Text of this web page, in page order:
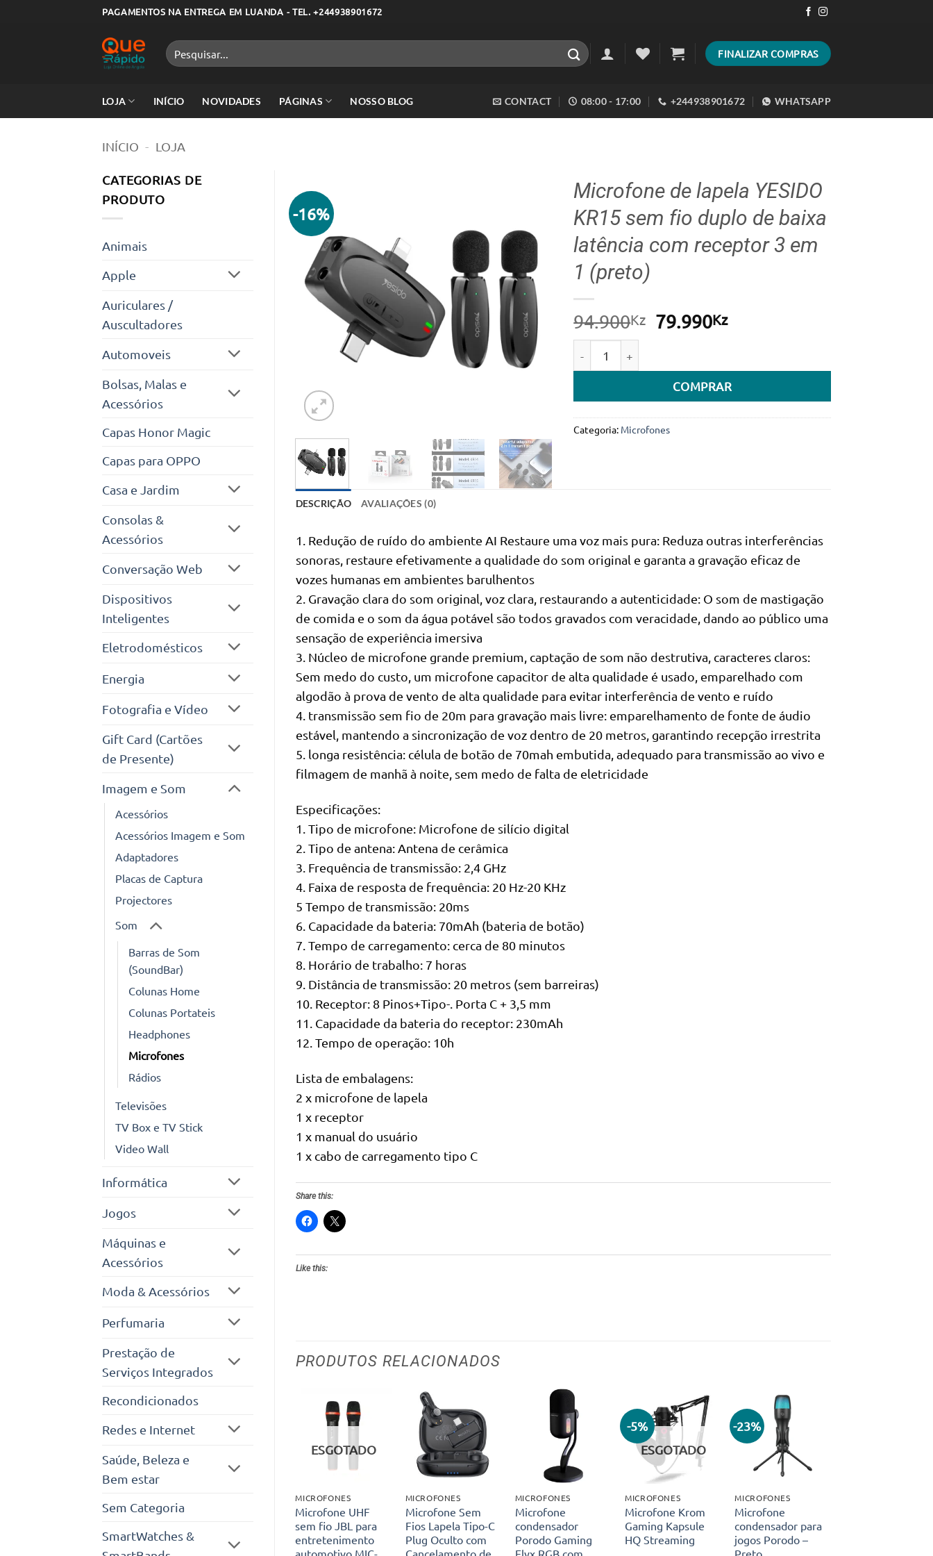
PAGAMENTOS NA ENTREGA EM LUANDA - TEL. +244938901672
Pesquisar
por:
FINALIZAR COMPRAS
LOJA INÍCIO NOVIDADES PÁGINAS NOSSO BLOG CONTACT 08:00 - 17:00 +244938901672 WHATSAPP
INÍCIO - LOJA
CATEGORIAS DE
PRODUTO
Animais
Apple
Auriculares /
Auscultadores
Automoveis
Bolsas, Malas e
Acessórios
Capas Honor Magic
Capas para OPPO
Casa e Jardim
Consolas &
Acessórios
Conversação Web
Dispositivos
Inteligentes
Eletrodomésticos
Energia
Fotografia e Vídeo
Gift Card (Cartões
de Presente)
Imagem e Som
Acessórios
Acessórios Imagem e Som
Adaptadores
Placas de Captura
Projectores
Som
Barras de Som
(SoundBar)
Colunas Home
Colunas Portateis
Headphones
Microfones
Rádios
Televisões
TV Box e TV Stick
Video Wall
Informática
Jogos
Máquinas e
Acessórios
Moda & Acessórios
Perfumaria
Prestação de
Serviços Integrados
Recondicionados
Redes e Internet
Saúde, Beleza e
Bem estar
Sem Categoria
SmartWatches &
-16%
aos meus
desejos
Microfone de lapela YESIDO
KR15 sem fio duplo de baixa
latência com receptor 3 em
1 (preto)
94.900Kz O
era:
94.900Kz.
79.990KzO
é:
79.990Kz.
COMPRAR
Categoria: Microfones
DESCRIÇÃO AVALIAÇÕES (0)
1. Redução de ruído do ambiente AI Restaure uma voz mais pura: Reduza outras interferências
sonoras, restaure efetivamente a qualidade do som original e garanta a gravação eficaz de
vozes humanas em ambientes barulhentos
2. Gravação clara do som original, voz clara, restaurando a autenticidade: O som de mastigação
de comida e o som da água potável são todos gravados com veracidade, dando ao público uma
sensação de experiência imersiva
3. Núcleo de microfone grande premium, captação de som não destrutiva, caracteres claros:
Sem medo do custo, um microfone capacitor de alta qualidade é usado, emparelhado com
algodão à prova de vento de alta qualidade para evitar interferência de vento e ruído
4. transmissão sem fio de 20m para gravação mais livre: emparelhamento de fonte de áudio
estável, mantendo a sincronização de voz dentro de 20 metros, garantindo recepção irrestrita
5. longa resistência: célula de botão de 70mah embutida, adequado para transmissão ao vivo e
filmagem de manhã à noite, sem medo de falta de eletricidade
Especificações:
1. Tipo de microfone: Microfone de silício digital
2. Tipo de antena: Antena de cerâmica
3. Frequência de transmissão: 2,4 GHz
4. Faixa de resposta de frequência: 20 Hz-20 KHz
5 Tempo de transmissão: 20ms
6. Capacidade da bateria: 70mAh (bateria de botão)
7. Tempo de carregamento: cerca de 80 minutos
8. Horário de trabalho: 7 horas
9. Distância de transmissão: 20 metros (sem barreiras)
10. Receptor: 8 Pinos+Tipo-. Porta C + 3,5 mm
11. Capacidade da bateria do receptor: 230mAh
12. Tempo de operação: 10h
Lista de embalagens:
2 x microfone de lapela
1 x receptor
1 x manual do usuário
1 x cabo de carregamento tipo C
Share this:
Like this:
PRODUTOS RELACIONADOS
Adicionar
desejos
ESGOTADO
MICROFONES
Microfone UHF
sem fio JBL para
entretenimento
Adicionar
aos meus
desejos
MICROFONES
Microfone Sem
Fios Lapela Tipo-C
Plug Oculto com
Adicionar
aos meus
desejos
MICROFONES
Microfone
condensador
Porodo Gaming
-5%
Adicionar
aos meus
desejos
ESGOTADO
MICROFONES
Microfone Krom
Gaming Kapsule
HQ Streaming
-23%
Adicionar
aos meus
desejos
MICROFONES
Microfone
condensador para
jogos Porodo –